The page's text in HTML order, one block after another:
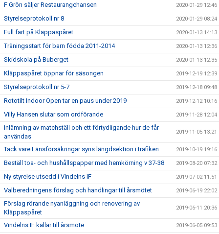
F Grön säljer Restaurangchansen 2020-01-29 12:46
Styrelseprotokoll nr 8 2020-01-29 08:24
Full fart på Kläppaspåret 2020-01-13 14:13
Träningsstart för barn födda 2011-2014 2020-01-13 12:36
Skidskola på Buberget 2020-01-13 12:35
Kläppaspåret öppnar för säsongen 2019-12-19 12:39
Styrelseprotokoll nr 5-7 2019-12-18 09:48
Rototilt Indoor Open tar en paus under 2019 2019-12-12 10:16
Villy Hansen slutar som ordförande 2019-11-28 12:04
Inlämning av matchställ och ett förtydligande hur de får
användas
2019-11-05 13:21
Tack vare Länsförsäkringar syns längdsektion i trafiken 2019-10-19 19:16
Beställ toa- och hushållspapper med hemkörning v 37-38 2019-08-20 07:32
Ny styrelse utsedd i Vindelns IF 2019-07-02 11:51
Valberedningens förslag och handlingar till årsmötet 2019-06-19 22:02
Förslag rörande nyanläggning och renovering av
Kläppaspåret
2019-06-11 20:36
Vindelns IF kallar till årsmöte 2019-06-05 09:53